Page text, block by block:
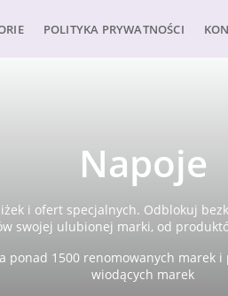
POLITYKA PRYWATNOŚCI
Napoje
i ofert specjalnych. Odblokuj
swojej ulubionej marki, od
1500 renomowanych marek
wiodących marek